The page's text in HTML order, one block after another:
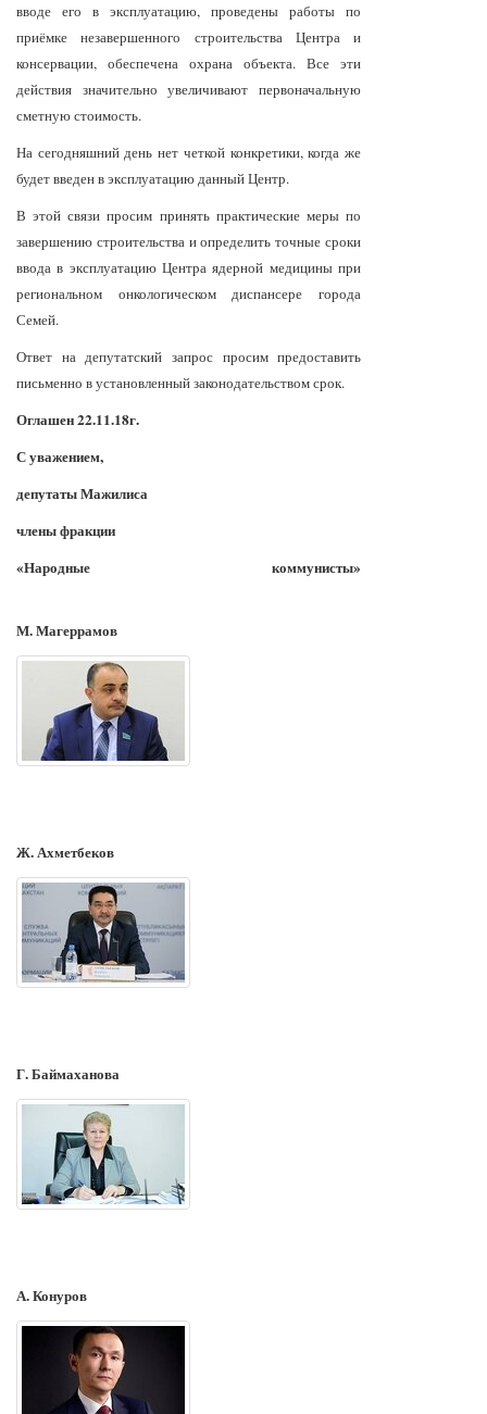
вводе его в эксплуатацию, проведены работы по
приёмке незавершенного строительства Центра и
консервации, обеспечена охрана объекта. Все эти
действия значительно увеличивают первоначальную
сметную стоимость.
На сегодняшний день нет четкой конкретики, когда же
будет введен в эксплуатацию данный Центр.
В этой связи просим принять практические меры по
завершению строительства и определить точные сроки
ввода в эксплуатацию Центра ядерной медицины при
региональном онкологическом диспансере города
Семей.
Ответ на депутатский запрос просим предоставить
письменно в установленный законодательством срок.
Оглашен 22.11.18г.
С уважением,
депутаты Мажилиса
члены фракции
«Народные коммунисты»
М. Магеррамов
Ж. Ахметбеков
Г. Баймаханова
А. Конуров